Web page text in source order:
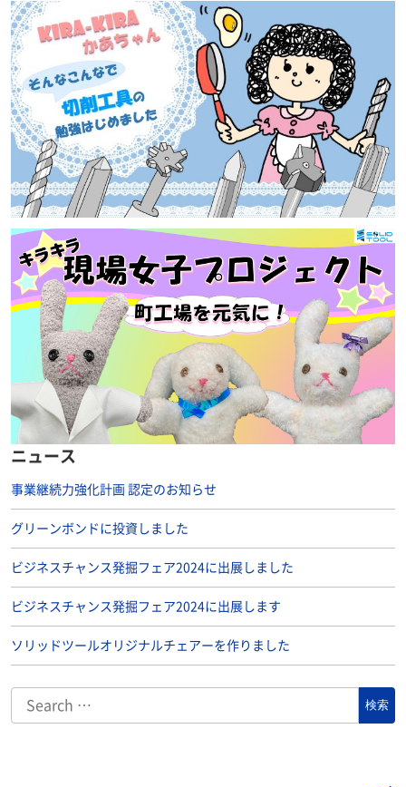
ニュース
事業継続力強化計画 認定のお知らせ
グリーンボンドに投資しました
ビジネスチャンス発掘フェア2024に出展しました
ビジネスチャンス発掘フェア2024に出展します
ソリッドツールオリジナルチェアーを作りました